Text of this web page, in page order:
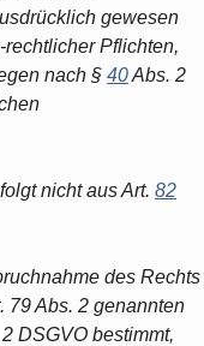
gewesen
Pflichten,
nach § 40Abs. 2
nicht aus Art. 82
des Rechts
79 Abs. 2 genannten
DSGVO bestimmt,